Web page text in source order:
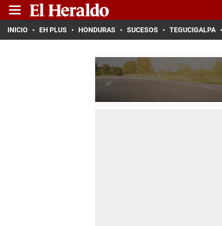
INICIO EH PLUS HONDURAS SUCESOS TEGUCIGALPA